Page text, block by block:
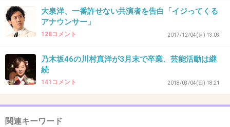
37. 匿名 2018/05/20(日) 01:23:50
大泉洋は北海道時代からスターだったし、セコ
いエピソード面白くて好きだわ。
ヤスケンに続いてもっと売れてほしいな。
大泉洋、一番許せない共演者を告白「イジってくる
アナウンサー」
128コメント 2017/12/04(月) 13:03
乃木坂46の川村真洋が3月末で卒業、芸能活動は継
続
141コメント 2018/03/04(日) 18:21
関連キーワード